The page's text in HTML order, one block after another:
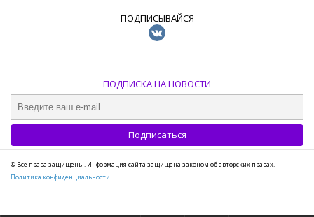
ПОДПИСЫВАЙСЯ
ПОДПИСКА НА НОВОСТИ
© Все права защищены. Информация сайта защищена законом об авторских правах.
Политика конфиденциальности